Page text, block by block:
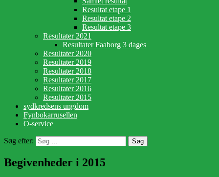
Resultat etape 1
Resultat etape 2
Resultat etape 3
Resultater 2021
Resultater Faaborg 3 dages
Resultater 2020
Resultater 2019
Resultater 2018
Resultater 2017
Resultater 2016
Resultater 2015
sydkredsens ungdom
Fynbokarrusellen
O-service
Søg efter:
Begivenheder i 2015